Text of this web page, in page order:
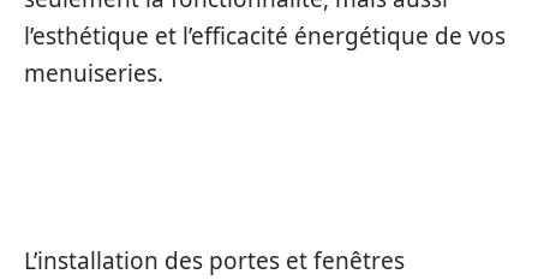
l’esthétique et l’efficacité énergétique de vos
menuiseries.
L’installation des portes et fenêtres